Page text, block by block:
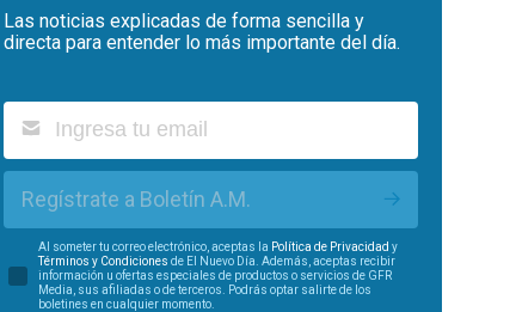
Las noticias explicadas de forma sencilla y
directa para entender lo más importante del día.
Regístrate a Boletín A.M.
Al someter tu correo electrónico, aceptas la Política de Privacidad y
Términos y Condiciones de El Nuevo Día. Además, aceptas recibir
información u ofertas especiales de productos o servicios de GFR
Media, sus afiliadas o de terceros. Podrás optar salirte de los
boletines en cualquier momento.